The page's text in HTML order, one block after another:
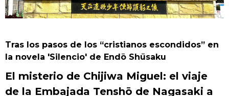
العربية
Tecnología
Vida
Tras los pasos de los “cristianos escondidos” en
la novela 'Silencio' de Endō Shūsaku
El misterio de Chijiwa Miguel: el viaje
de la Embajada Tenshō de Nagasaki a